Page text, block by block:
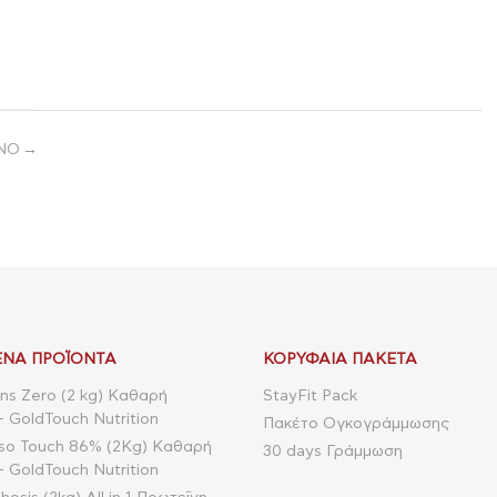
ΠΡΟΪΌΝΤΑ
Zero (2 kg) Καθαρή
- GoldTouch Nutrition
Touch 86% (2Kg) Καθαρή
- GoldTouch Nutrition
ΚΟΡΥΦΑΊΑ ΠΑΚΈΤΑ
StayFit Pack
Πακέτο Ογκογράμμωσης
30 days Γράμμωση